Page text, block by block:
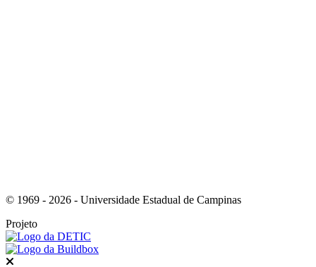
© 1969 - 2026 - Universidade Estadual de Campinas
Projeto